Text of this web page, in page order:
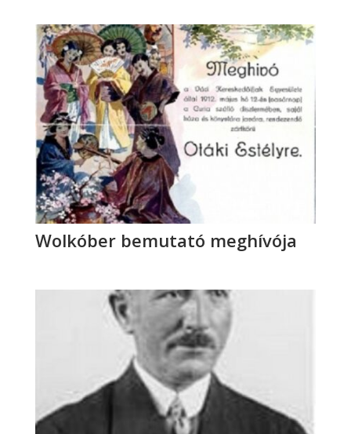
Wolkóber bemutató meghívója